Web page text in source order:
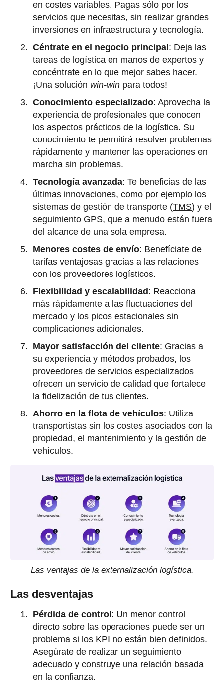
en costes variables. Pagas sólo por los
servicios que necesitas, sin realizar grandes
inversiones en infraestructura y tecnología.
Céntrate en el negocio principal: Deja las
tareas de logística en manos de expertos y
concéntrate en lo que mejor sabes hacer.
¡Una solución win-win para todos!
Conocimiento especializado: Aprovecha la
experiencia de profesionales que conocen
los aspectos prácticos de la logística. Su
conocimiento te permitirá resolver problemas
rápidamente y mantener las operaciones en
marcha sin problemas.
Tecnología avanzada: Te beneficias de las
últimas innovaciones, como por ejemplo los
sistemas de gestión de transporte (TMS) y el
seguimiento GPS, que a menudo están fuera
del alcance de una sola empresa.
Menores costes de envío: Benefíciate de
tarifas ventajosas gracias a las relaciones
con los proveedores logísticos.
Flexibilidad y escalabilidad: Reacciona
más rápidamente a las fluctuaciones del
mercado y los picos estacionales sin
complicaciones adicionales.
Mayor satisfacción del cliente: Gracias a
su experiencia y métodos probados, los
proveedores de servicios especializados
ofrecen un servicio de calidad que fortalece
la fidelización de tus clientes.
Ahorro en la flota de vehículos: Utiliza
transportistas sin los costes asociados con la
propiedad, el mantenimiento y la gestión de
vehículos.
Las ventajas de la externalización logística.
Las desventajas
Pérdida de control: Un menor control
directo sobre las operaciones puede ser un
problema si los KPI no están bien definidos.
Asegúrate de realizar un seguimiento
adecuado y construye una relación basada
en la confianza.